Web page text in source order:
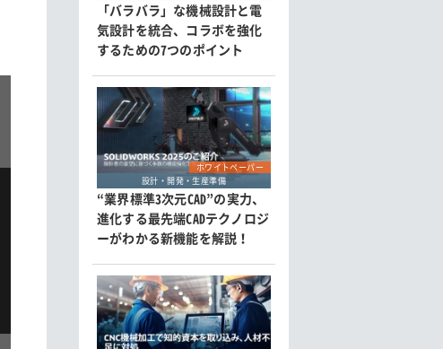
「バラバラ」な機械設計と電
気設計を統合、コラボを強化
するための7つのポイント
ホワイトペーパー
設計・開発・生産準備
“業界標準3次元CAD”の実力、
進化する最先端CADテクノロジ
ーがわかる新機能を解説！